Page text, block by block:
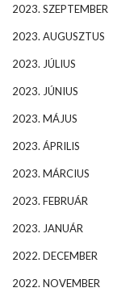
2023. SZEPTEMBER
2023. AUGUSZTUS
2023. JÚLIUS
2023. JÚNIUS
2023. MÁJUS
2023. ÁPRILIS
2023. MÁRCIUS
2023. FEBRUÁR
2023. JANUÁR
2022. DECEMBER
2022. NOVEMBER